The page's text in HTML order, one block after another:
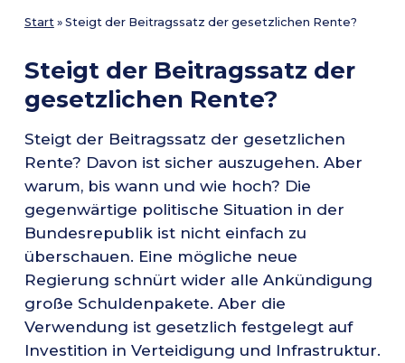
Start» Steigt der Beitragssatz der gesetzlichen Rente?
Steigt der Beitragssatz der
gesetzlichen Rente?
Steigt der Beitragssatz der gesetzlichen
Rente? Davon ist sicher auszugehen. Aber
warum, bis wann und wie hoch? Die
gegenwärtige politische Situation in der
Bundesrepublik ist nicht einfach zu
überschauen. Eine mögliche neue
Regierung schnürt wider alle Ankündigung
große Schuldenpakete. Aber die
Verwendung ist gesetzlich festgelegt auf
Investition in Verteidigung und Infrastruktur.